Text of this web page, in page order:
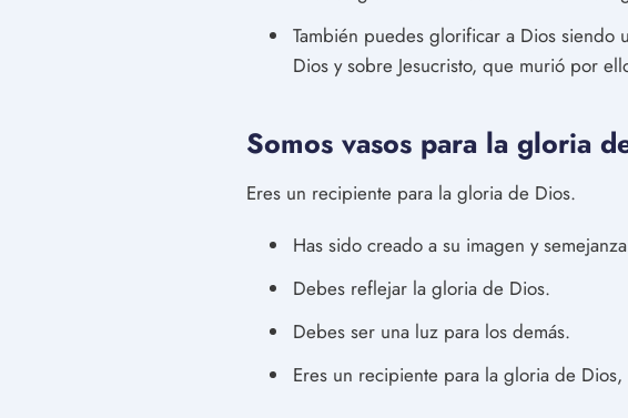
También puedes glorificar a Dios
Dios y sobre Jesucristo, que murió por
Somos vasos para la gloria
Eres un recipiente para la gloria de Dios.
Has sido creado a su imagen y
Debes reflejar la gloria de Dios.
Debes ser una luz para los demás.
Eres un recipiente para la gloria de